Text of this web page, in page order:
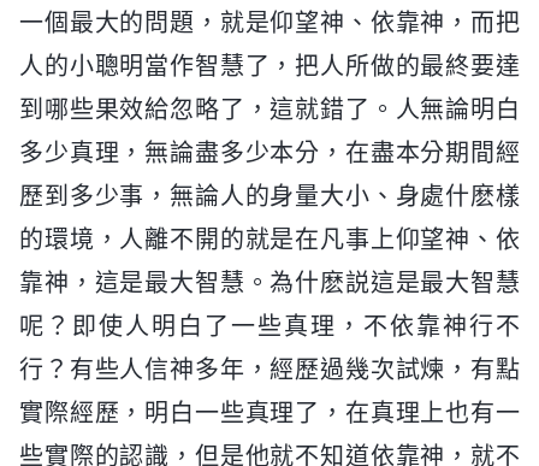
一個最大的問題，就是仰望神、依靠神，而把
人的小聰明當作智慧了，把人所做的最終要達
到哪些果效給忽略了，這就錯了。人無論明白
多少真理，無論盡多少本分，在盡本分期間經
歷到多少事，無論人的身量大小、身處什麽樣
的環境，人離不開的就是在凡事上仰望神、依
靠神，這是最大智慧。為什麽説這是最大智慧
呢？即使人明白了一些真理，不依靠神行不
行？有些人信神多年，經歷過幾次試煉，有點
實際經歷，明白一些真理了，在真理上也有一
些實際的認識，但是他就不知道依靠神，就不